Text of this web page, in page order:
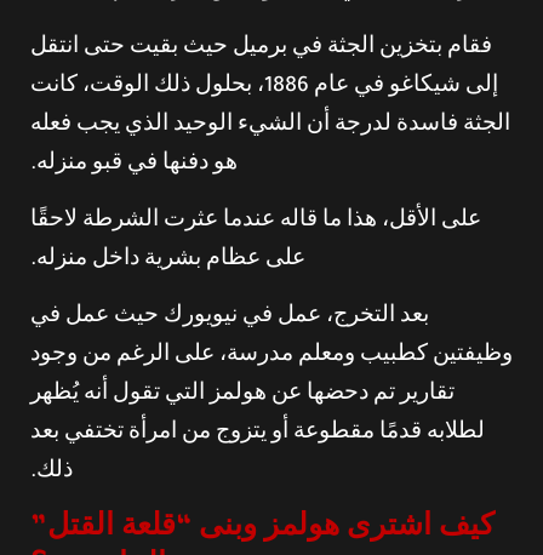
فقام بتخزين الجثة في برميل حيث بقيت حتى انتقل
إلى شيكاغو في عام 1886، بحلول ذلك الوقت، كانت
الجثة فاسدة لدرجة أن الشيء الوحيد الذي يجب فعله
هو دفنها في قبو منزله.
على الأقل، هذا ما قاله عندما عثرت الشرطة لاحقًا
على عظام بشرية داخل منزله.
بعد التخرج، عمل في نيويورك حيث عمل في
وظيفتين كطبيب ومعلم مدرسة، على الرغم من وجود
تقارير تم دحضها عن هولمز التي تقول أنه يُظهر
لطلابه قدمًا مقطوعة أو يتزوج من امرأة تختفي بعد
ذلك.
كيف اشترى هولمز وبنى “قلعة القتل”